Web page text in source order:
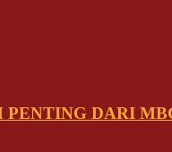
PENTING DARI